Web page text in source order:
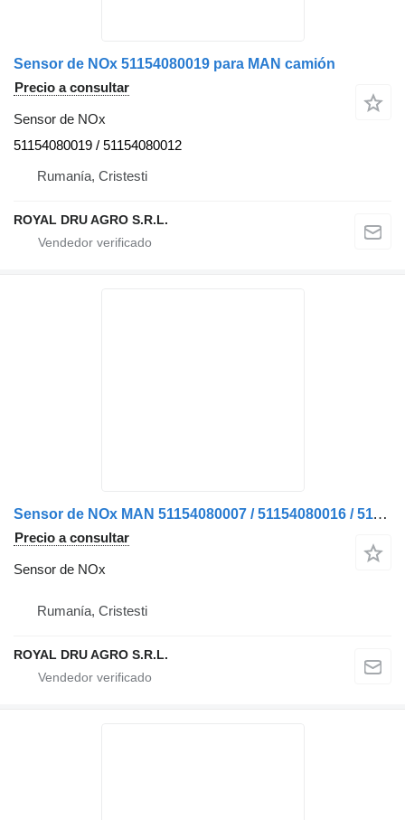
Sensor de NOx 51154080019 para MAN camión
Precio a consultar
Sensor de NOx
51154080019 / 51154080012
Rumanía, Cristesti
ROYAL DRU AGRO S.R.L.
Sensor de NOx MAN 51154080007 / 51154080016 / 51154080003 para camión
Precio a consultar
Sensor de NOx
Rumanía, Cristesti
ROYAL DRU AGRO S.R.L.